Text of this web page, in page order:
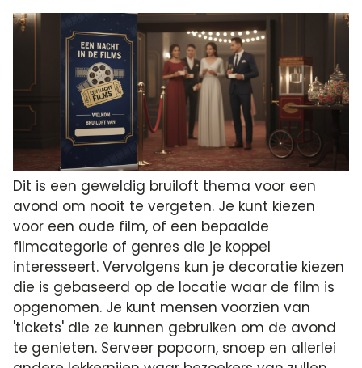
Dit is een geweldig bruiloft thema voor een
avond om nooit te vergeten. Je kunt kiezen
voor een oude film, of een bepaalde
filmcategorie of genres die je koppel
interesseert. Vervolgens kun je decoratie kiezen
die is gebaseerd op de locatie waar de film is
opgenomen. Je kunt mensen voorzien van
'tickets' die ze kunnen gebruiken om de avond
te genieten. Serveer popcorn, snoep en allerlei